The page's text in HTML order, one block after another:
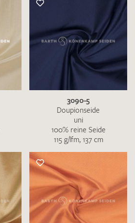
3090-5
Doupionseide
uni
100% reine Seide
115 g/lfm, 137 cm